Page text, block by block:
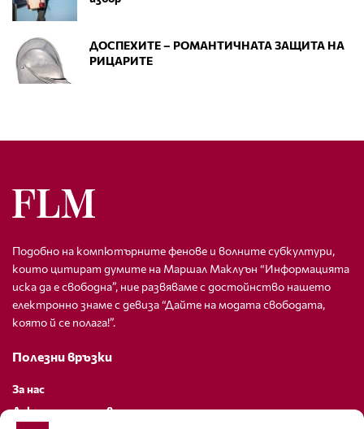
ДОСПЕХИТЕ – РОМАНТИЧНАТА ЗАЩИТА НА
РИЦАРИТЕ
Подобно на компютърните фенове и волните субкултури,
които цитират думите на Маршал Маклуън “Информацията
иска да е свободна”, ние развяваме с достойнство нашето
електронно знаме с девиза “Дайте на модата свободата,
която й се полага!”.
Полезни връзки
За нас
Декларация за поверителност